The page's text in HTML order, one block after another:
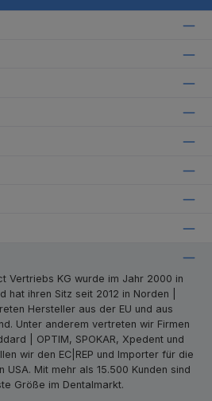
Vertriebs KG wurde im Jahr 2000 in
hat ihren Sitz seit 2012 in Norden |
Hersteller aus der EU und aus
Unter anderem vertreten wir Firmen
| OPTIM, SPOKAR, Xpedent und
wir den EC|REP und Importer für die
USA. Mit mehr als 15.500 Kunden sind
Größe im Dentalmarkt.